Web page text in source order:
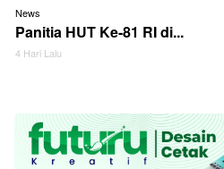
News
Panitia HUT Ke-81 RI di...
4 Hari Lalu